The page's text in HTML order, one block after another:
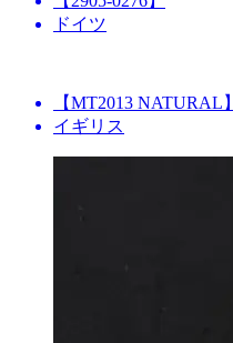
ドイツ
【MT2013 NATURAL】
イギリス